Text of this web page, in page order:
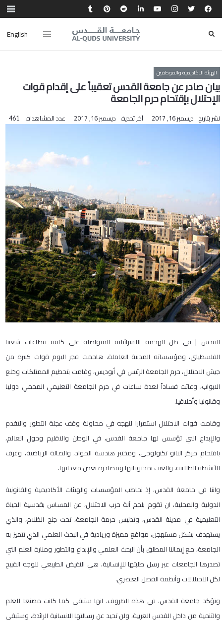
English
الهيئة الاكاديمية والموظفين
بيان صادر عن جامعة القدس تعقيباً على إقدام قوات
الإحتلال بإقتحام حرم الجامعة
نشر بتاريخ ديسمبر 16, 2017 آخر تحديث ديسمبر 16, 2017 عدد المشاهدات: 461
القدس | في ظل الهجمة الاسرائيلية المتواصلة على كافة قطاعات شعبنا
الفلسطيني، ومؤسساته المدنية العاملة، هاجمت فجر اليوم قوات كبيرة من
جيش الاحتلال، حرم الجامعة الرئيس في أبوديس، وقامت بتحطيم الممتلكات وخلع
الابواب، وعاثت فساداً لعدة ساعات في حرم الجامعة التعليمي المحمي دوليا
وقانونيا وأخلاقيا.
وقامت قوات الاحتلال استمرارا لنهجه في محاولة وقف عجلة التطور والتقدم
والإبداع التي تؤسس لها جامعة القدس، في الوطن والاقليم وحول العالم،
باقتحام مركز النانو تكنولوجي، ومختبر هندسة المواد، والصالة الرياضية، وغرف
للأنشطة الطلابية، والعبث بمحتوياتها ومصادرة بعض معداتها.
واننا في جامعة القدس، إذ نخاطب المؤسسات والهيئات الأكاديمية والقانونية
الدولية والمحلية، ان تقوم بلجم آلة حرب الاحتلال، عن المساس بقدسية الحياة
التعليمية في مدينة القدس، وتدنيس حرمة الجامعة، تحت جنح الظلام، والذي
يستهدف بشكل مستهجن، مواقع مميزة وريادية في البحث العلمي الذي تتميز به
الجامعة، مع إيماننا المطلق بأن البحث العلمي والإبداع والتطور ومنارة العلم التي
تصدرها الجامعات عبر رسل طلبتها للإنسانية، هي النقيض الطبيعي للوجه القبيح
لكل الاحتلالات وأنظمة الفصل العنصري.
وتؤكد جامعة القدس، في هذه الظروف، انها ستبقى كما كانت مصنعا للعلم
والتنمية من داخل القدس العربية، ولن تحيد عن رسالتها الانسانية الرائدة، وستبقى